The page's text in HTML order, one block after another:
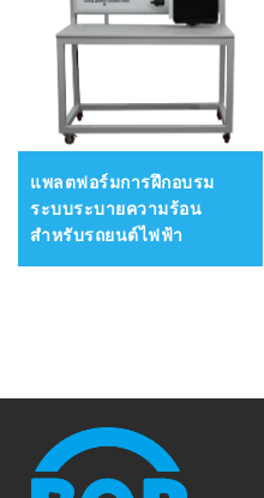
แพลตฟอร์มการฝึกอบรม
ระบบระบายความร้อน
สำหรับรถยนต์ไฟฟ้า